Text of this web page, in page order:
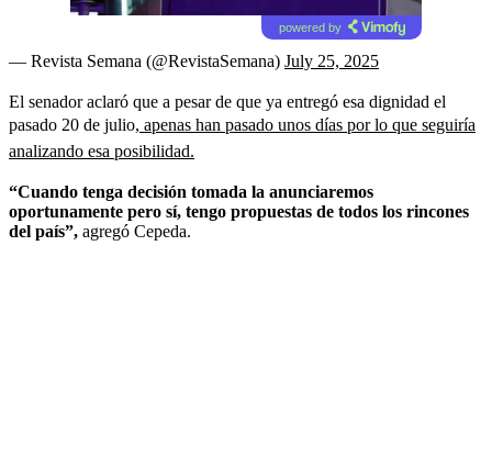
powered by
— Revista Semana (@RevistaSemana) July 25, 2025
El senador aclaró que a pesar de que ya entregó esa dignidad el
pasado 20 de julio, apenas han pasado unos días por lo que seguiría
analizando esa posibilidad.
“Cuando tenga decisión tomada la anunciaremos
oportunamente pero sí, tengo propuestas de todos los rincones
del país”, agregó Cepeda.